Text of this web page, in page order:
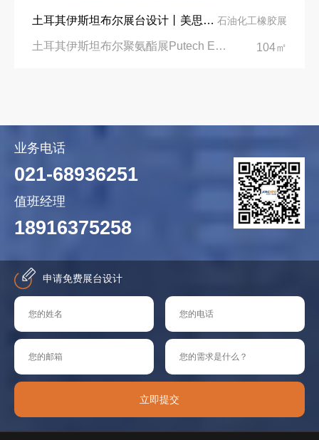
土耳其伊斯坦布尔展台设计丨美思德创新产品，打造聚氨酯行业标杆 石油化工橡胶展
土耳其伊斯坦布尔聚氨酯展Putech Eurasia|土耳其国际会展中心 104㎡
业务电话
021-68936251
值班经理
18916375258
申请免费展台设计
立即提交